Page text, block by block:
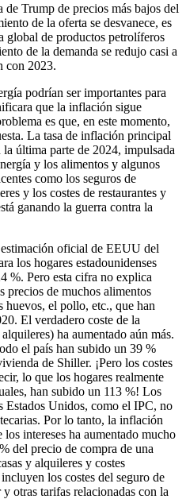
Trump de precios más bajos del
de la oferta se desvanece, es
global de productos petrolíferos
de la demanda se redujo casi a
con 2023.
podrían ser importantes para
que la inflación sigue
es que, en este momento,
La tasa de inflación principal
última parte de 2024, impulsada
y los alimentos y algunos
como los seguros de
y los costes de restaurantes y
ganando la guerra contra la
oficial de EEUU del
los hogares estadounidenses
%. Pero esta cifra no explica
precios de muchos alimentos
huevos, el pollo, etc., que han
El verdadero coste de la
ha aumentado aún más.
el país han subido un 39 %
de Shiller. ¡Pero los costes
lo que los hogares realmente
han subido un 113 %! Los
Estados Unidos, como el IPC, no
Por lo tanto, la inflación
intereses ha aumentado mucho
del precio de compra de una
y alquileres y costes
los costes del seguro de
otras tarifas relacionadas con la